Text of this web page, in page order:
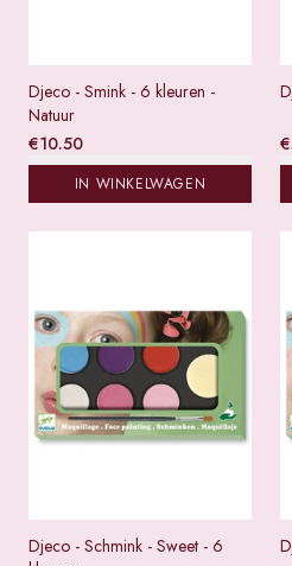
Djeco - Smink - 6 kleuren -
Natuur
€10.50
IN WINKELWAGEN
€
Djeco - Schmink - Sweet - 6